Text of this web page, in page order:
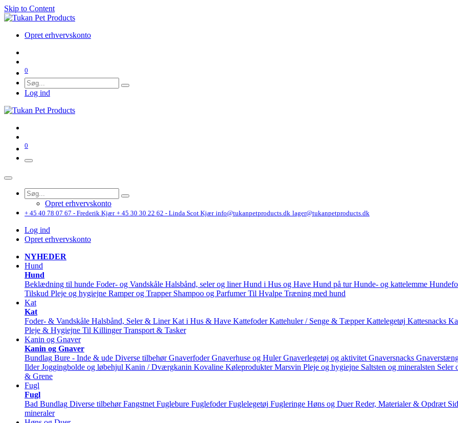
Skip to Content
Opret erhvervskonto
0
Log ind
0
Opret erhvervskonto
+ 45 40 78 07 67 - Frederik Kjær + 45 30 30 22 62 - Linda Scot Kjær info@tukanpetproducts.dk lager@tukanpetproducts.dk
Log ind
Opret erhvervskonto
NYHEDER
Hund
Hund
Beklædning til hunde Foder- og Vandskåle Halsbånd, seler og liner Hund i Hus og Have Hund på tur Hunde- og kattelemme
Tilskud Pleje og hygiejne Ramper og Trapper Shampoo og Parfumer Til Hvalpe Træning med hund
Kat
Kat
Foder- & Vandskåle Halsbånd, Seler & Liner Kat i Hus & Have Kattefoder Kattehuler / Senge & Tæpper Kattelegetøj Kattesnacks
Pleje & Hygiejne Til Killinger Transport & Tasker
Kanin og Gnaver
Kanin og Gnaver
Bundlag Bure - Inde & ude Diverse tilbehør Gnaverfoder Gnaverhuse og Huler Gnaverlegetøj og aktivitet Gnaversnacks
Ilder Joggingbolde og løbehjul Kanin / Dværgkanin Kovaline Køleprodukter Marsvin Pleje og hygiejne Saltsten og mineralsten Seler
& Grene
Fugl
Fugl
Bad Bundlag Diverse tilbehør Fangstnet Fuglebure Fuglefoder Fuglelegetøj Fugleringe Høns og Duer Reder, Materialer & Opdræt
mineraler